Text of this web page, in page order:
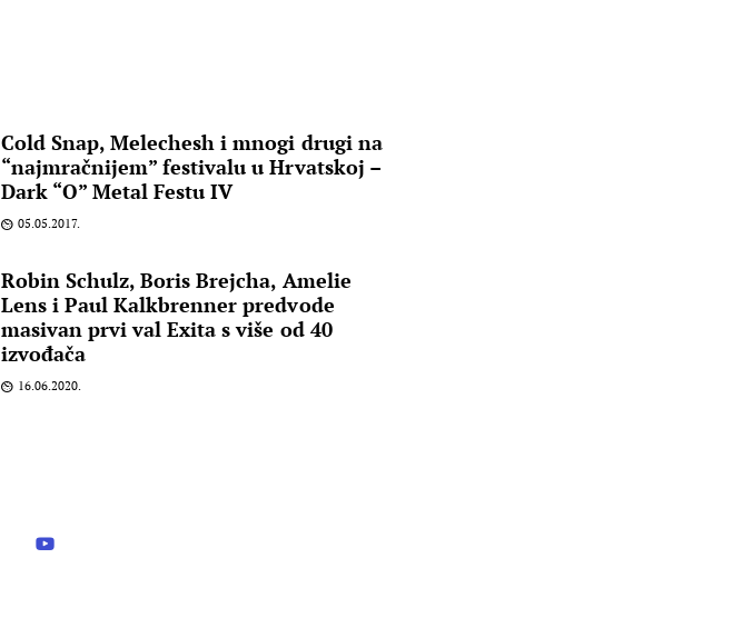
Cold Snap, Melechesh i mnogi drugi na
“najmračnijem” festivalu u Hrvatskoj –
Dark “O” Metal Festu IV
05.05.2017.
Robin Schulz, Boris Brejcha, Amelie
Lens i Paul Kalkbrenner predvode
masivan prvi val Exita s više od 40
izvođača
16.06.2020.